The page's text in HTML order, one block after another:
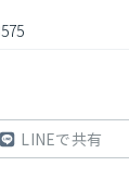
LINEで共有